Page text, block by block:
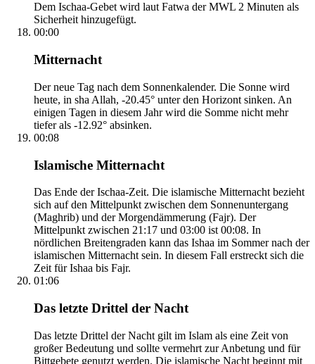
Dem Ischaa-Gebet wird laut Fatwa der MWL 2 Minuten als
Sicherheit hinzugefügt.
00:00
Mitternacht
Der neue Tag nach dem Sonnenkalender. Die Sonne wird
heute, in sha Allah, -20.45° unter den Horizont sinken. An
einigen Tagen in diesem Jahr wird die Somme nicht mehr
tiefer als -12.92° absinken.
00:08
Islamische Mitternacht
Das Ende der Ischaa-Zeit. Die islamische Mitternacht bezieht
sich auf den Mittelpunkt zwischen dem Sonnenuntergang
(Maghrib) und der Morgendämmerung (Fajr). Der
Mittelpunkt zwischen 21:17 und 03:00 ist 00:08. In
nördlichen Breitengraden kann das Ishaa im Sommer nach der
islamischen Mitternacht sein. In diesem Fall erstreckt sich die
Zeit für Ishaa bis Fajr.
01:06
Das letzte Drittel der Nacht
Das letzte Drittel der Nacht gilt im Islam als eine Zeit von
großer Bedeutung und sollte vermehrt zur Anbetung und für
Bittgebete genutzt werden. Die islamische Nacht beginnt mit